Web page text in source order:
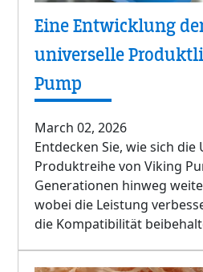
Eine Entwicklung
universelle
Pump
March 02, 2026
Entdecken Sie, wie sich die
Produktreihe von Viking
Generationen hinweg
wobei die Leistung
die Kompatibilität